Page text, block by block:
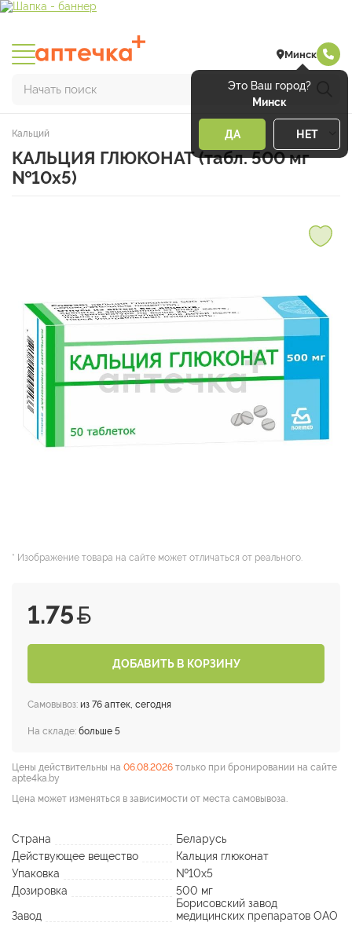
Минск
Это Ваш город?
Минск
ДА НЕТ
Начать поиск
Кальций
КАЛЬЦИЯ ГЛЮКОНАТ (табл. 500 мг
№10х5)
* Изображение товара на сайте может отличаться от реального.
1.75
ДОБАВИТЬ В КОРЗИНУ
Самовывоз: из 76 аптек, сегодня
На складе: больше 5
Цены действительны на 06.08.2026 только при бронировании на сайте
apte4ka.by
Цена может изменяться в зависимости от места самовывоза.
Страна
Беларусь
Действующее вещество
Кальция глюконат
Упаковка
№10х5
Дозировка
500 мг
Завод
Борисовский завод
медицинских препаратов ОАО